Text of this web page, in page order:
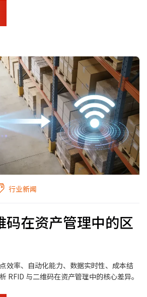
行业新闻
码在资产管理中的区
效率、自动化能力、数据实时性、成本结
RFID 与二维码在资产管理中的核心差异。